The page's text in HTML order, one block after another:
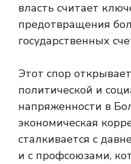
власть считает
предотвращения
государственных
Этот спор
политической и
напряженности в
экономическая
сталкивается с
и с профсоюзами,